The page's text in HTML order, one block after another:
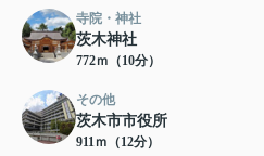
寺院・神社
茨木神社
772ｍ（10分）
その他
茨木市市役所
911ｍ（12分）